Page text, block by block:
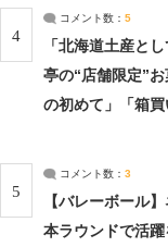
4
コメント数： 5
「北海道土産と
亭の“店舗限定”
の初めて」「箱買
5
コメント数： 3
【バレーボール
本ラウンドで活